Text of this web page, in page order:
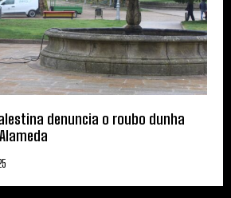
denuncia o roubo dunha